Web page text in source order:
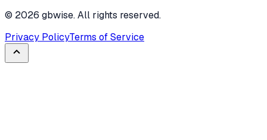
© 2026 gbwise. All rights reserved.
Privacy PolicyTerms of Service